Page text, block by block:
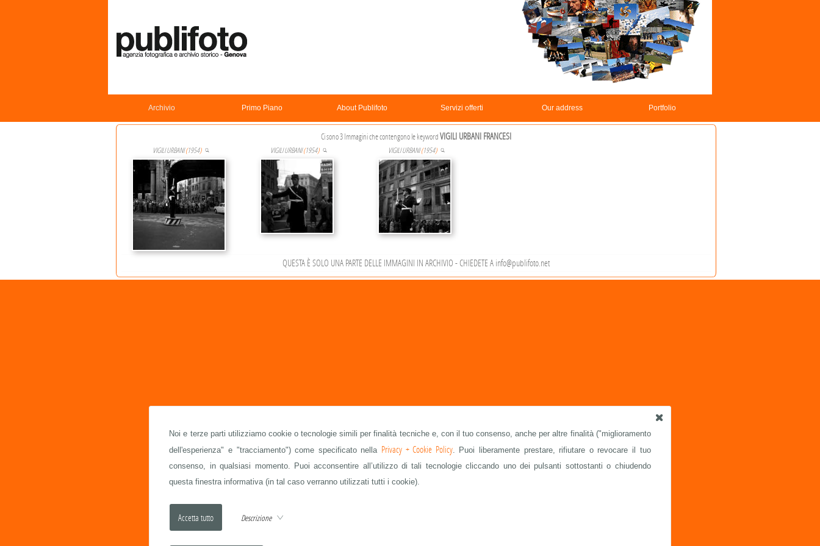
Noi e terze parti utilizziamo cookie o tecnologie simili per finalità tecniche e, con il tuo consenso, anche per altre finalità ("miglioramento
dell'esperienza" e "tracciamento") come specificato nella Privacy + Cookie Policy. Puoi liberamente prestare, rifiutare o revocare il tuo
consenso, in qualsiasi momento. Puoi acconsentire all’utilizzo di tali tecnologie cliccando uno dei pulsanti sottostanti o chiudendo
questa finestra informativa (in tal caso verranno utilizzati tutti i cookie).
Descrizione
Archivio Primo Piano About Publifoto Servizi offerti Our address Portfolio
Ci sono 3 Immagini che contengono le keywordVIGILI URBANI FRANCESI
VIGILI URBANI(1954) VIGILI URBANI(1954) VIGILI URBANI(1954)
QUESTA È SOLO UNA PARTE DELLE IMMAGINI IN ARCHIVIO - CHIEDETE A info@publifoto.net